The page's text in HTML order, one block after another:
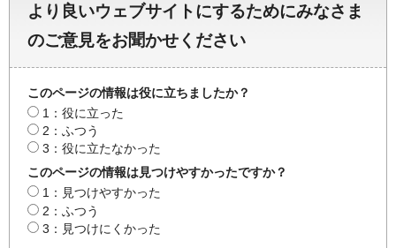
より良いウェブサイトにするためにみなさま
のご意見をお聞かせください
このページの情報は役に立ちましたか？
1：役に立った
2：ふつう
3：役に立たなかった
このページの情報は見つけやすかったですか？
1：見つけやすかった
2：ふつう
3：見つけにくかった